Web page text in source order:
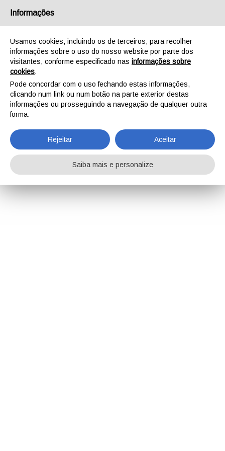
Informações
Usamos cookies, incluindo os de terceiros, para recolher
informações sobre o uso do nosso website por parte dos
visitantes, conforme especificado nas informações sobre
cookies.
Pode concordar com o uso fechando estas informações,
clicando num link ou num botão na parte exterior destas
informações ou prosseguindo a navegação de qualquer outra
forma.
Rejeitar Aceitar
Saiba mais e personalize